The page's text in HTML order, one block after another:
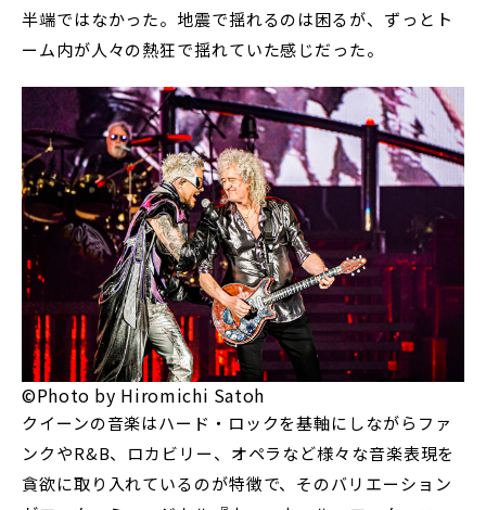
半端ではなかった。地震で揺れるのは困るが、ずっとト
ーム内が人々の熱狂で揺れていた感じだった。
©Photo by Hiromichi Satoh
クイーンの音楽はハード・ロックを基軸にしながらファ
ンクやR&B、ロカビリー、オペラなど様々な音楽表現を
貪欲に取り入れているのが特徴で、そのバリエーション